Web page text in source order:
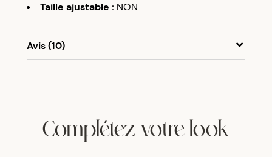
Taille ajustable : NON
Avis (10)
03/05/18
Complétez votre look